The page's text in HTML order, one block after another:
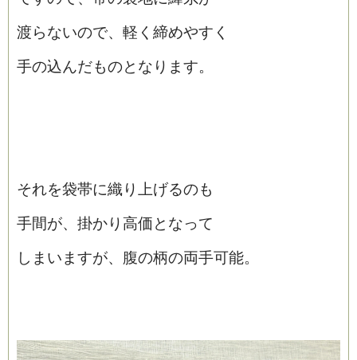
渡らないので、軽く締めやすく
手の込んだものとなります。
それを袋帯に織り上げるのも
手間が、掛かり高価となって
しまいますが、腹の柄の両手可能。